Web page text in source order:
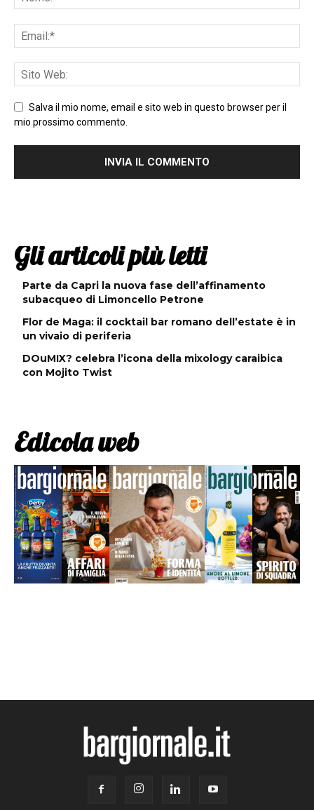
Salva il mio nome, email e sito web in questo browser per il
mio prossimo commento.
Gli articoli più letti
Parte da Capri la nuova fase dell’affinamento
subacqueo di Limoncello Petrone
Flor de Maga: il cocktail bar romano dell’estate è in
un vivaio di periferia
DOuMIX? celebra l’icona della mixology caraibica
con Mojito Twist
Edicola web